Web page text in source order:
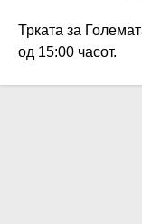
Трката за
од 15:00 часот.